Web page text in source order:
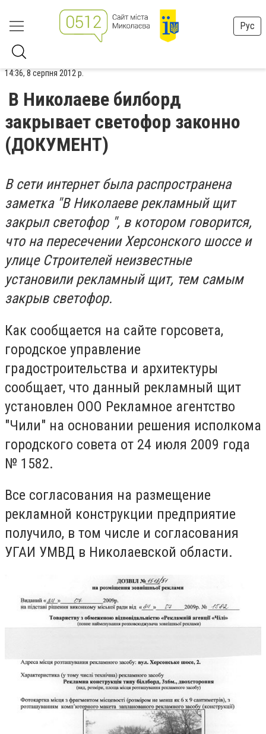
Рус
14:36, 8 серпня 2012 р.
В Николаеве билборд
закрывает светофор законно
(ДОКУМЕНТ)
В сети интернет была распространена
заметка "B Николаеве рекламный щит
закрыл светофор ", в котором говорится,
что на пересечении Херсонского шоссе и
улице Строителей неизвестные
установили рекламный щит, тем самым
закрыв светофор.
Как сообщается на сайте горсовета,
городское управление
градостроительства и архитектуры
сообщает, что данный рекламный щит
установлен ООО Рекламное агентство
"Чили" на основании решения исполкома
городского совета от 24 июля 2009 года
№ 1582.
Все согласования на размещение
рекламной конструкции предприятие
получило, в том числе и согласования
УГАИ УМВД в Николаевской области.